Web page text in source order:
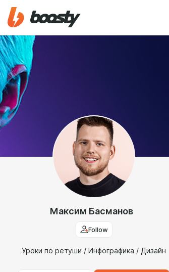
Максим Басманов
Follow
Уроки по ретуши / Инфографика / Дизайн